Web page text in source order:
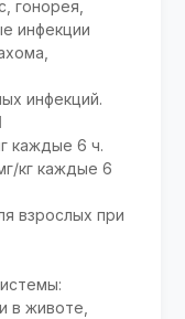
гонорея,
инфекции
инфекций.
каждые 6 ч.
кг каждые 6
взрослых при
в животе,